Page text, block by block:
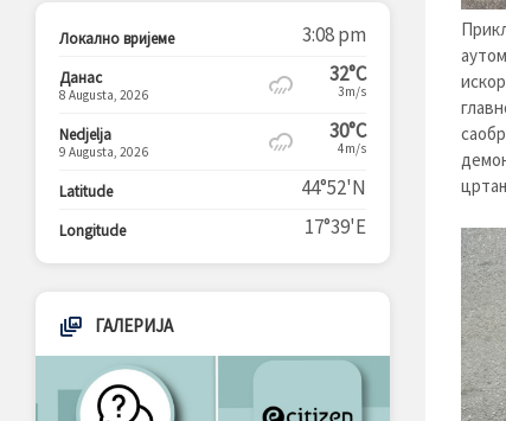
Локално вријеме 3:08 pm
Данас
8 Augusta, 2026
32°C
3m/s
Nedjelja
9 Augusta, 2026
30°C
4m/s
Latitude 44°52'N
Longitude 17°39'E
ГАЛЕРИЈА